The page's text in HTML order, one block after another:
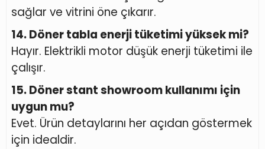
sağlar ve vitrini öne çıkarır.
14. Döner tabla enerji tüketimi yüksek mi?
Hayır. Elektrikli motor düşük enerji tüketimi ile
çalışır.
15. Döner stant showroom kullanımı için
uygun mu?
Evet. Ürün detaylarını her açıdan göstermek
için idealdir.